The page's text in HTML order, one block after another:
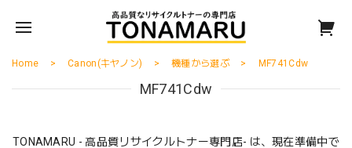
Home Canon(キヤノン) 機種から選ぶ MF741Cdw
MF741Cdw
TONAMARU - 高品質リサイクルトナー専門店- は、現在準備中で